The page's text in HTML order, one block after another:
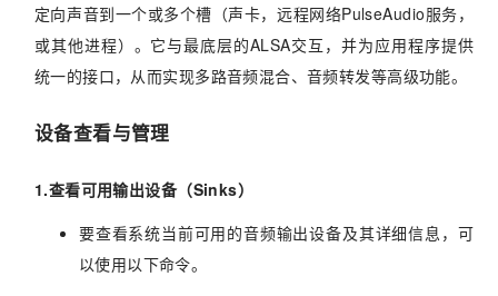
定向声音到一个或多个槽（声卡，远程网络PulseAudio服务，
或其他进程）。它与最底层的ALSA交互，并为应用程序提供
统一的接口，从而实现多路音频混合、音频转发等高级功能。
设备查看与管理
1.查看可用输出设备（Sinks）
要查看系统当前可用的音频输出设备及其详细信息，可
以使用以下命令。